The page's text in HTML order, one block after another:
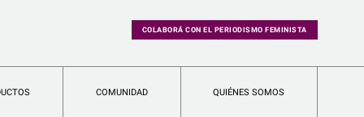
COLABORÁ CON EL PERIODISMO FEMINISTA
COMUNIDAD QUIÉNES SOMOS